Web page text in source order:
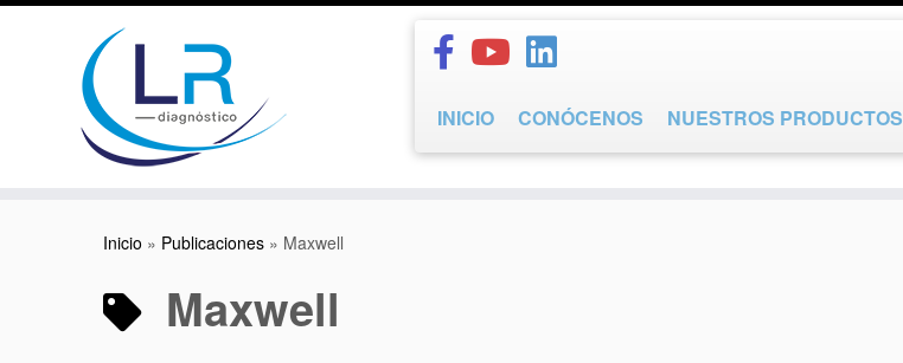
Saltar
INICIO CONÓCENOS NUESTROS PRODUCTOS
Inicio » Publicaciones » Maxwell
Maxwell